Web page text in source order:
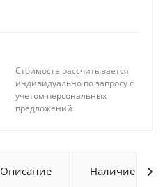
Стоимость рассчитывается
индивидуально по запросу с
учетом персональных
предложений
Описание Наличие